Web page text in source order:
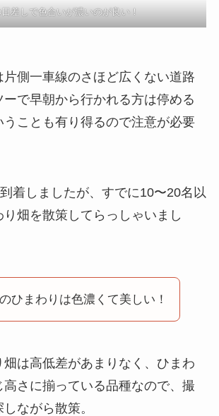
差しで色合いが濃いのが良い！
側一車線のさほど広くない道路
で早朝から行かれる方は停める
ことも有り得るので注意が必要
着しましたが、すでに10〜20名以
り畑を散策してらっしゃいまし
ひまわりは色濃くて美しい！
畑は高低差があまりなく、ひまわ
高さに揃っている品種なので、撮
ながら散策。